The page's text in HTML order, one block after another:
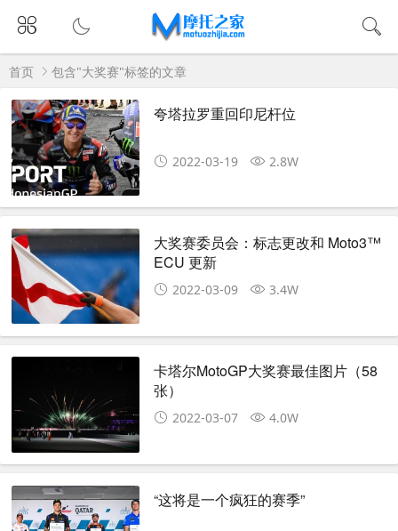
首页 包含"大奖赛"标签的文章
夸塔拉罗重回印尼杆位
2022-03-19 2.8W
大奖赛委员会：标志更改和 Moto3™
ECU 更新
2022-03-09 3.4W
卡塔尔MotoGP大奖赛最佳图片（58
张）
2022-03-07 4.0W
“这将是一个疯狂的赛季”